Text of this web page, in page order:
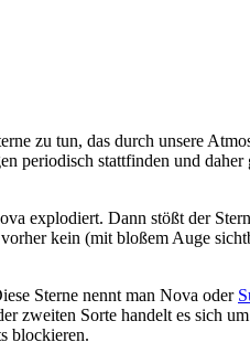
zu tun, das durch unsere
periodisch stattfinden und daher
explodiert. Dann stößt der
kein (mit bloßem Auge
Sterne nennt man Nova oder
zweiten Sorte handelt es sich
blockieren.